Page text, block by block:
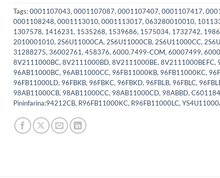
Tags:0001107043, 0001107087, 0001107407, 0001107417,
0001108248, 0001113010, 0001113017, 063280010010,
1307578, 1416231, 1535268, 1539686, 1575034, 1732742,
2010001010, 2S6U11000CA, 2S6U11000CB, 2S6U11000CC,
31288275, 36002761, 458376, 6000.7499-COM, 60007499,
8V2111000BC, 8V2111000BD, 8V2111000BE, 8V2111000BEFC,
96AB11000BC, 96AB11000CC, 96FB11000KB, 96FB11000KC,
96FB11000LD, 96FBKB, 96FBKC, 96FBKD, 96FBLB, 96FBLC,
98AB11000CB, 98AB11000CC, 98AB11000CD, 98ABBD,
Pininfarina:94212CB, R96FB11000KC, R96FB11000LC,